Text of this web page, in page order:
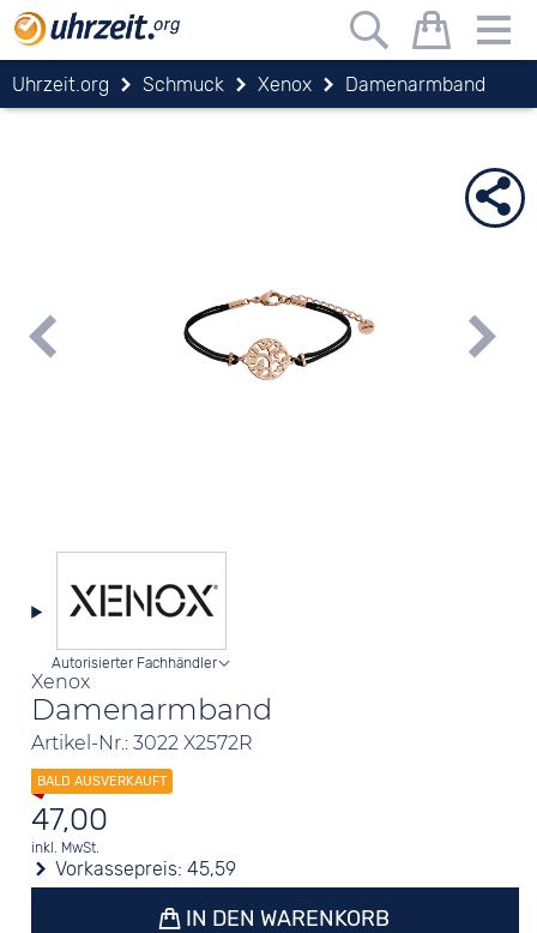
Uhrzeit.org Schmuck Xenox Damenarmband
Xenox
Damenarmband
Artikel-Nr.: 3022 X2572R
Autorisierter Fachhändler
47,00
inkl. MwSt.
Vorkassepreis:45,59
IN DEN WARENKORB